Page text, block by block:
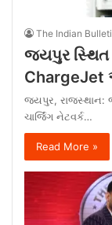
The Indian
જયપુર સ્થિત
જયપુર, રાજસ્થાન:
ચાર્જિંગ નેટવર્ક…
Read More »